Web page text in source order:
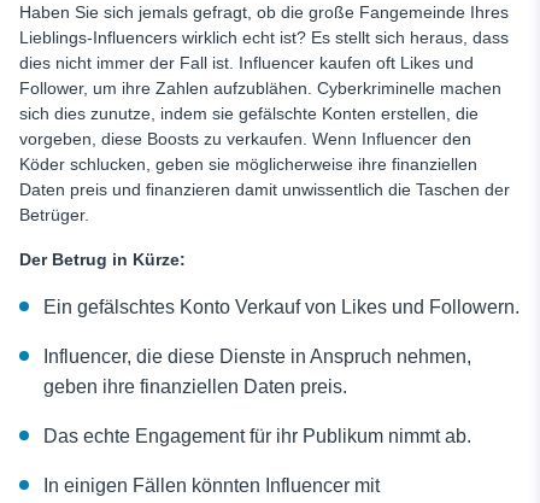
Haben Sie sich jemals gefragt, ob die große Fangemeinde Ihres
Lieblings-Influencers wirklich echt ist? Es stellt sich heraus, dass
dies nicht immer der Fall ist. Influencer kaufen oft Likes und
Follower, um ihre Zahlen aufzublähen. Cyberkriminelle machen
sich dies zunutze, indem sie gefälschte Konten erstellen, die
vorgeben, diese Boosts zu verkaufen. Wenn Influencer den
Köder schlucken, geben sie möglicherweise ihre finanziellen
Daten preis und finanzieren damit unwissentlich die Taschen der
Betrüger.
Der Betrug in Kürze:
Ein gefälschtes Konto Verkauf von Likes und Followern.
Influencer, die diese Dienste in Anspruch nehmen,
geben ihre finanziellen Daten preis.
Das echte Engagement für ihr Publikum nimmt ab.
In einigen Fällen könnten Influencer mit